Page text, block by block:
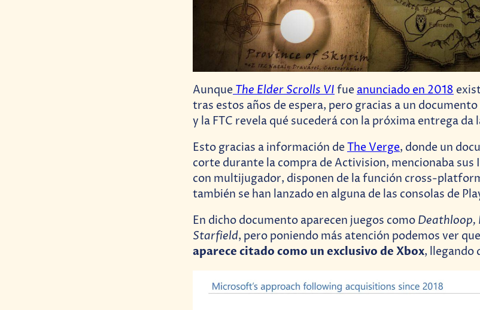
AunqueThe Elder Scrolls VIfueanunciado en 2018
tras estos años de espera, pero gracias a un
y la FTC revela qué sucederá con la próxima entrega da
Esto gracias a información deThe Verge, donde un
corte durante la compra de Activision, mencionaba sus
con multijugador, disponen de la función cross-
también se han lanzado en alguna de las consolas de
En dicho documento aparecen juegos como Deathloop,
Starfield, pero poniendo más atención podemos ver que
aparece citado como un exclusivo de Xbox, llegando